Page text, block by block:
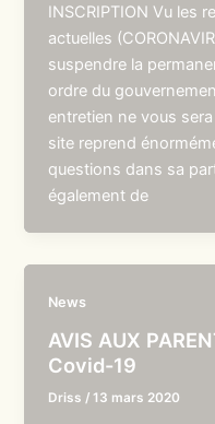
INSCRIPTION Vu les
actuelles
suspendre la
ordre du
entretien ne vous
site reprend
questions dans sa
également de
News
AVIS AUX
Covid-19
Driss /13 mars 2020